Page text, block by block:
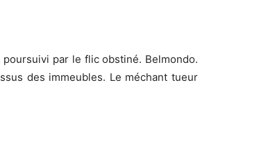
par le flic obstiné. Belmondo.
des immeubles. Le méchant tueur